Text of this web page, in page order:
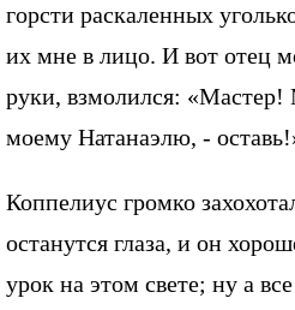
горсти раскаленных
их мне в лицо. И вот отец
руки, взмолился: «Мастер!
моему Натанаэлю, -
Коппелиус громко
останутся глаза, и он
урок на этом свете; ну а